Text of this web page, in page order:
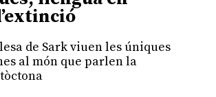
de Sark viuen les úniques
al món que parlen la